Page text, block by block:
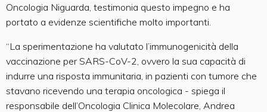
Oncologia Niguarda, testimonia questo impegno e ha
portato a evidenze scientifiche molto importanti.
“La sperimentazione ha valutato l’immunogenicità della
vaccinazione per SARS-CoV-2, ovvero la sua capacità di
indurre una risposta immunitaria, in pazienti con tumore che
stavano ricevendo una terapia oncologica - spiega il
responsabile dell’Oncologia Clinica Molecolare, Andrea